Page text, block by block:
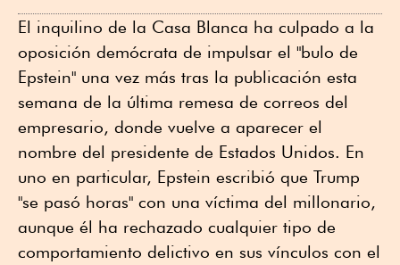
El inquilino de la Casa Blanca ha culpado a la
oposición demócrata de impulsar el "bulo de
Epstein" una vez más tras la publicación esta
semana de la última remesa de correos del
empresario, donde vuelve a aparecer el
nombre del presidente de Estados Unidos. En
uno en particular, Epstein escribió que Trump
"se pasó horas" con una víctima del millonario,
aunque él ha rechazado cualquier tipo de
comportamiento delictivo en sus vínculos con el